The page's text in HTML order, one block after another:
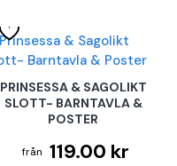
PRINSESSA & SAGOLIKT
SLOTT- BARNTAVLA &
POSTER
119.00 kr